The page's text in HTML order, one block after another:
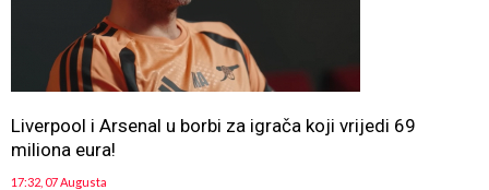
Liverpool i Arsenal u borbi za igrača koji vrijedi 69
miliona eura!
17:32, 07 Augusta